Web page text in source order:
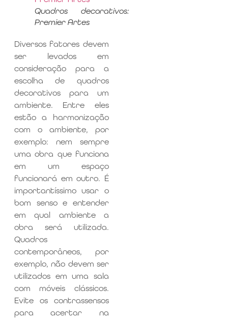
Quadros decorativos:
Premier Artes
Diversos fatores devem
ser levados em
consideração para a
escolha de quadros
decorativos para um
ambiente. Entre eles
estão a harmonização
com o ambiente, por
exemplo: nem sempre
uma obra que funciona
em um espaço
funcionará em outro. É
importantíssimo usar o
bom senso e entender
em qual ambiente a
obra será utilizada.
Quadros
contemporâneos, por
exemplo, não devem ser
utilizados em uma sala
com móveis clássicos.
Evite os contrassensos
para acertar na